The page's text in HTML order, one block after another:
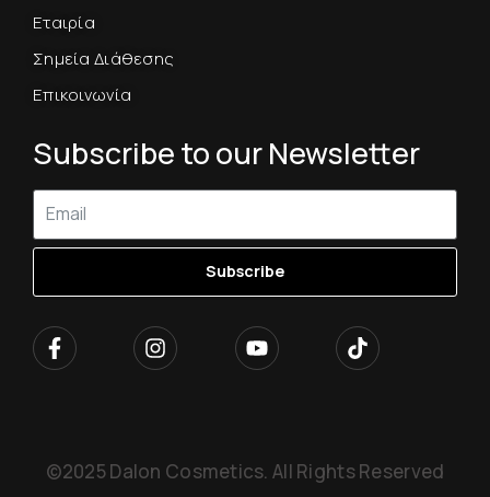
Εταιρία
Σημεία Διάθεσης
Επικοινωνία
Subscribe to our Newsletter
Subscribe
©2025 Dalon Cosmetics. All Rights Reserved